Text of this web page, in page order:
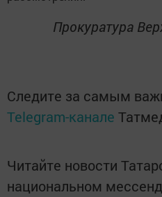
Прокуратура
Следите за самым
Telegram-канале
Читайте новости
национальном